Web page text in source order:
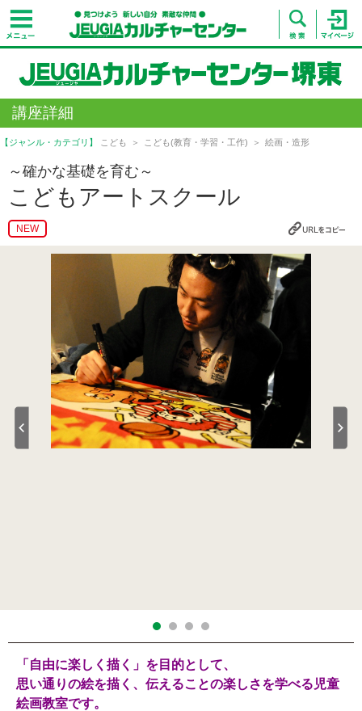
講座詳細
【ジャンル・カテゴリ】 こども こども(教育・学習・工作) 絵画・造形
～確かな基礎を育む～
こどもアートスクール
NEW
「自由に楽しく描く」を目的として、
思い通りの絵を描く、伝えることの楽しさを学べる児童
絵画教室です。